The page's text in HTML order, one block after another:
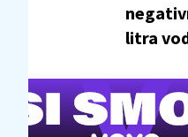
litra